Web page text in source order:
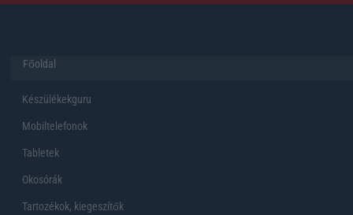
Főoldal
Készülékekguru
Mobiltelefonok
Tabletek
Okosórák
Tartozékok, kiegeszítők